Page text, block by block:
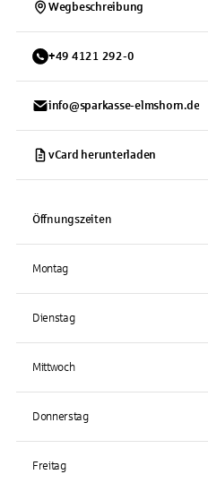
Wegbeschreibung
+49 4121 292-0
info@sparkasse-elmshorn.de
vCard herunterladen
Öffnungszeiten
Montag
Dienstag
Mittwoch
Donnerstag
Freitag